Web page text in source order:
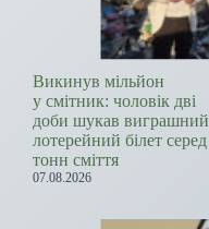
Викинув мільйон
у смітник: чоловік дві
доби шукав виграшний
лотерейний білет серед
тонн сміття
07.08.2026